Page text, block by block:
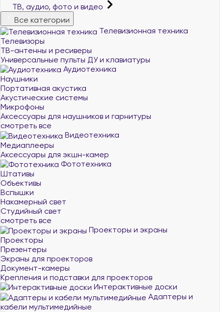
ТВ, аудио, фото и видео
Все категории
Телевизионная техника
Телевизоры
ТВ-антенны и ресиверы
Универсальные пульты ДУ и клавиатуры
Аудиотехника
Наушники
Портативная акустика
Акустические системы
Микрофоны
Аксессуары для наушников и гарнитуры
смотреть все
Видеотехника
Медиаплееры
Аксессуары для экшн-камер
Фототехника
Штативы
Объективы
Вспышки
Накамерный свет
Студийный свет
смотреть все
Проекторы и экраны
Проекторы
Презентеры
Экраны для проекторов
Документ-камеры
Крепления и подставки для проекторов
Интерактивные доски
Адаптеры и
кабели мультимедийные